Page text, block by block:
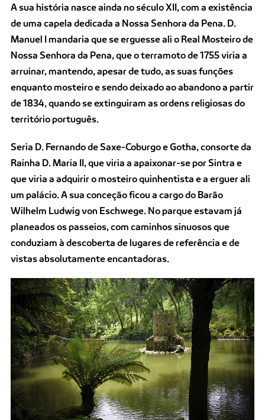
A sua história nasce ainda no século XII, com a existência
de uma capela dedicada a Nossa Senhora da Pena. D.
Manuel I mandaria que se erguesse ali o Real Mosteiro de
Nossa Senhora da Pena, que o terramoto de 1755 viria a
arruinar, mantendo, apesar de tudo, as suas funções
enquanto mosteiro e sendo deixado ao abandono a partir
de 1834, quando se extinguiram as ordens religiosas do
território português.
Seria D. Fernando de Saxe-Coburgo e Gotha, consorte da
Rainha D. Maria II, que viria a apaixonar-se por Sintra e
que viria a adquirir o mosteiro quinhentista e a erguer ali
um palácio. A sua conceção ficou a cargo do Barão
Wilhelm Ludwig von Eschwege. No parque estavam já
planeados os passeios, com caminhos sinuosos que
conduziam à descoberta de lugares de referência e de
vistas absolutamente encantadoras.